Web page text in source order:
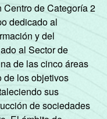
83
87 32
80
Centro de Categoría 2
dedicado al
y del
al Sector de
de las cinco áreas
de los objetivos
sus
de sociedades